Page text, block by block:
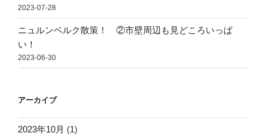
2023-07-28
ニュルンベルク散策！ ②市壁周辺も見どころいっぱ
い！
2023-06-30
アーカイブ
2023年10月 (1)